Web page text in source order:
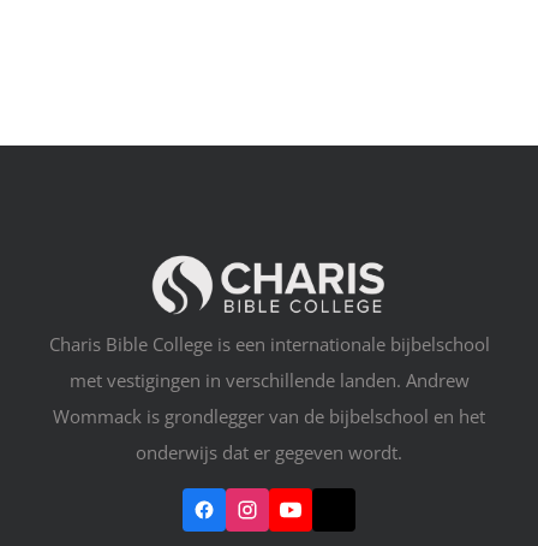
Charis Bible College is een internationale bijbelschool
met vestigingen in verschillende landen. Andrew
Wommack is grondlegger van de bijbelschool en het
onderwijs dat er gegeven wordt.